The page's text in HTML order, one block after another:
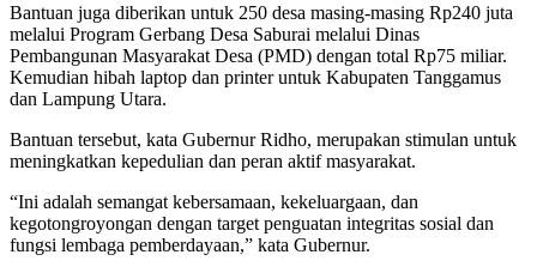
Bantuan juga diberikan untuk 250 desa masing-masing Rp240 juta
melalui Program Gerbang Desa Saburai melalui Dinas
Pembangunan Masyarakat Desa (PMD) dengan total Rp75 miliar.
Kemudian hibah laptop dan printer untuk Kabupaten Tanggamus
dan Lampung Utara.
Bantuan tersebut, kata Gubernur Ridho, merupakan stimulan untuk
meningkatkan kepedulian dan peran aktif masyarakat.
“Ini adalah semangat kebersamaan, kekeluargaan, dan
kegotongroyongan dengan target penguatan integritas sosial dan
fungsi lembaga pemberdayaan,” kata Gubernur.